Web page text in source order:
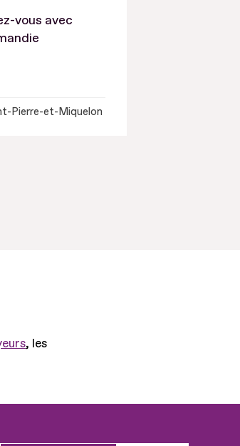
vous avec
Pierre-et-Miquelon
, les